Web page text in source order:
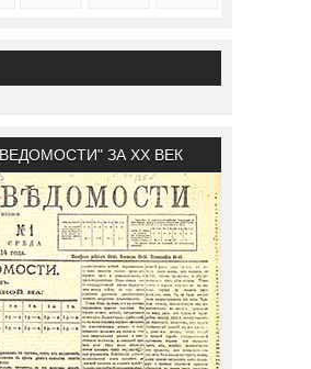
ЗА XX ВЕК